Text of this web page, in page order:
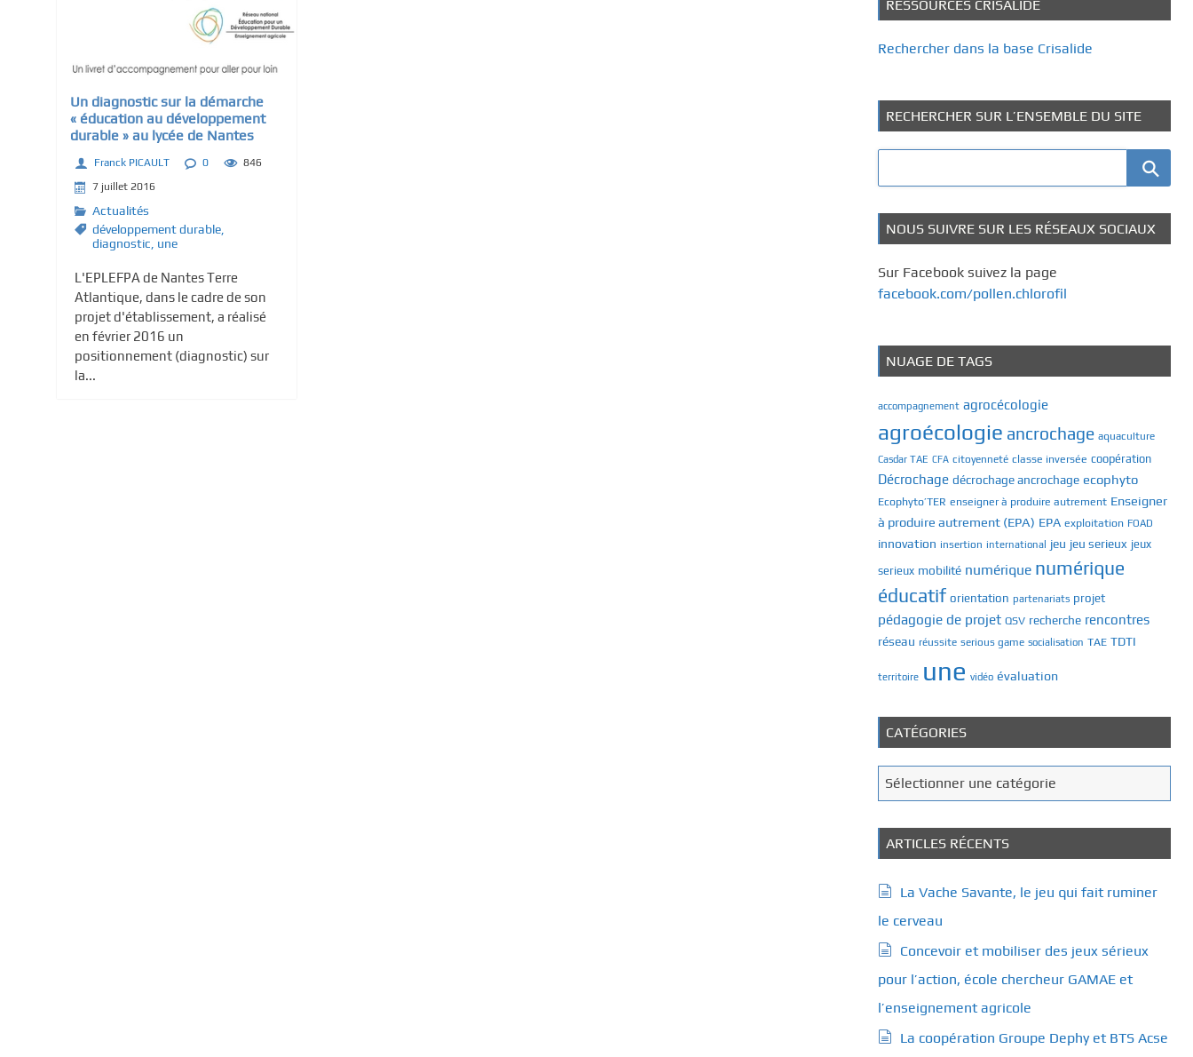
Un diagnostic sur la démarche
« éducation au développement
durable » au lycée de Nantes
Franck PICAULT 0
846
7 juillet 2016
Actualités
développement durable
diagnostic une
L'EPLEFPA de Nantes Terre
Atlantique, dans le cadre de son
projet d'établissement, a réalisé
en février 2016 un
positionnement (diagnostic) sur
la...
RESSOURCES CRISALIDE
Rechercher dans la base Crisalide
RECHERCHER SUR L’ENSEMBLE DU SITE
NOUS SUIVRE SUR LES RÉSEAUX SOCIAUX
Sur Facebook suivez la page
facebook.com/pollen.chlorofil
NUAGE DE TAGS
accompagnement agrocécologie
agroécologie ancrochage aquaculture
Casdar TAE CFA citoyenneté classe inversée coopération
Décrochage décrochage ancrochage ecophyto
Ecophyto’TER enseigner à produire autrement Enseigner
à produire autrement (EPA) EPA exploitation FOAD
innovation insertion international jeu jeu serieux jeux
serieux mobilité numérique numérique
éducatif orientation partenariats projet
pédagogie de projet QSV recherche rencontres
réseau réussite serious game socialisation TAE TDTI
territoire une vidéo évaluation
CATÉGORIES
a
g
o
r
i
e
Sélectionner une catégorie
ARTICLES RÉCENTS
La Vache Savante, le jeu qui fait ruminer
le cerveau
Concevoir et mobiliser des jeux sérieux
pour l’action, école chercheur GAMAE et
l’enseignement agricole
La coopération Groupe Dephy et BTS Acse